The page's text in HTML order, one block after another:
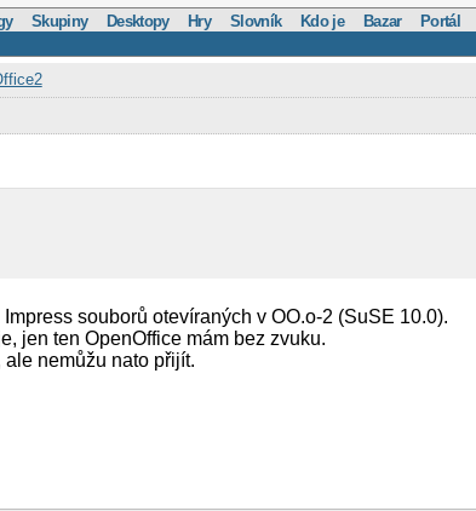
Skupiny Desktopy Hry Slovník Kdo je Bazar Portál
souborů otevíraných v OO.o-2 (SuSE 10.0).
jen ten OpenOffice mám bez zvuku.
nemůžu nato přijít.